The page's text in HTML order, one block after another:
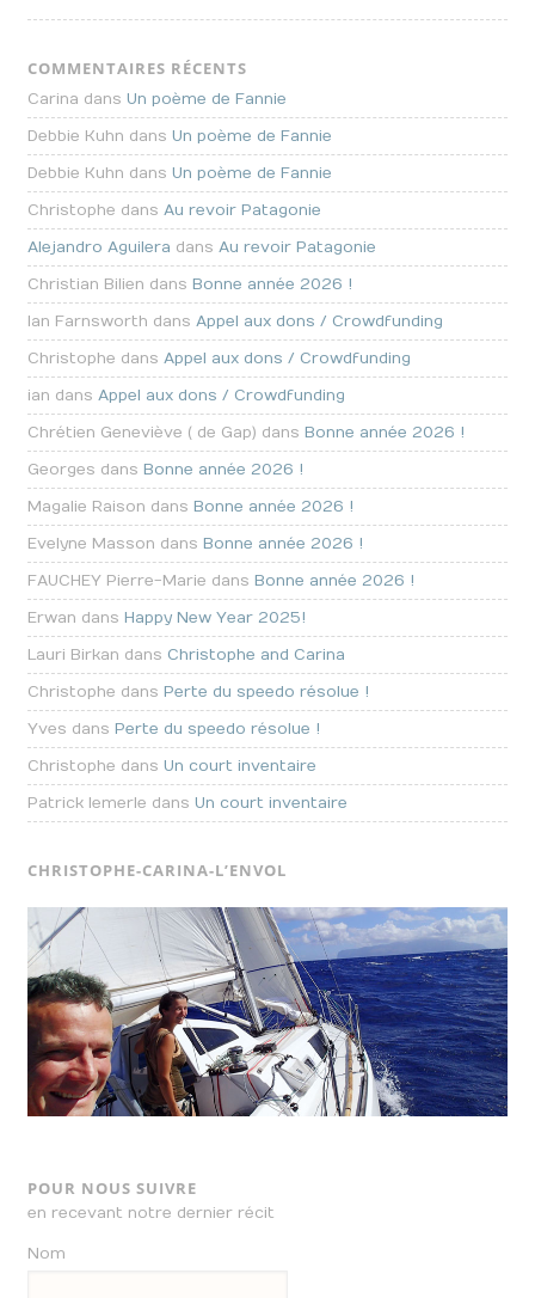
COMMENTAIRES RÉCENTS
Carina dansUn poème de Fannie
Debbie Kuhn dansUn poème de Fannie
Debbie Kuhn dansUn poème de Fannie
Christophe dansAu revoir Patagonie
Alejandro Aguilera dansAu revoir Patagonie
Christian Bilien dansBonne année 2026 !
Ian Farnsworth dansAppel aux dons / Crowdfunding
Christophe dansAppel aux dons / Crowdfunding
ian dansAppel aux dons / Crowdfunding
Chrétien Geneviève ( de Gap) dansBonne année 2026 !
Georges dansBonne année 2026 !
Magalie Raison dansBonne année 2026 !
Evelyne Masson dansBonne année 2026 !
FAUCHEY Pierre-Marie dansBonne année 2026 !
Erwan dansHappy New Year 2025!
Lauri Birkan dans Christophe and Carina
Christophe dansPerte du speedo résolue !
Yves dansPerte du speedo résolue !
Christophe dansUn court inventaire
Patrick lemerle dansUn court inventaire
CHRISTOPHE-CARINA-L’ENVOL
POUR NOUS SUIVRE
en recevant notre dernier récit
Nom